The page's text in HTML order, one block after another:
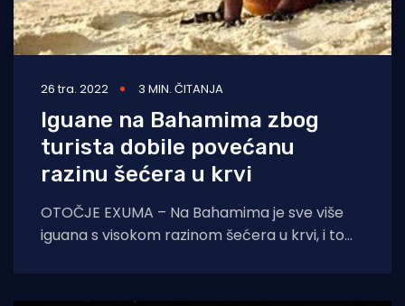
26 tra. 2022 3 MIN. ČITANJA
Iguane na Bahamima zbog
turista dobile povećanu
razinu šećera u krvi
OTOČJE EXUMA – Na Bahamima je sve više
iguana s visokom razinom šećera u krvi, i to